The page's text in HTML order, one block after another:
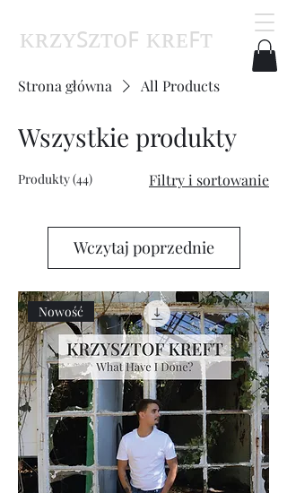
ᴋʀᴢʏꜱᴢᴛᴏꜰ ᴋʀᴇꜰᴛ
Strona główna All Products
Wszystkie produkty
Produkty (44) Filtry i sortowanie
Wczytaj poprzednie
Nowość